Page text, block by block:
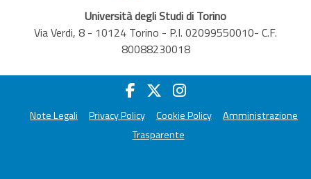
Università degli Studi di Torino
Via Verdi, 8 - 10124 Torino - P.I. 02099550010- C.F.
80088230018
Note Legali Privacy Policy Cookie Policy
Amministrazione
Trasparente